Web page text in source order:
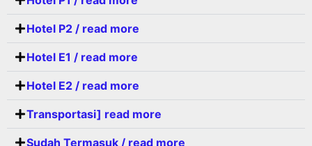
Hotel P2 / read more
Hotel E1 / read more
Hotel E2 / read more
Transportasi] read more
Sudah Termasuk / read more